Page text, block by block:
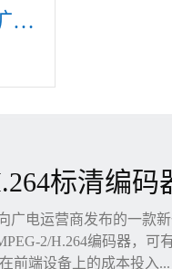
高斯贝尔产品线全面扩展，众多新产品亮相CommunicAsia 2019
标清编码
广电运营商发布的一款
2/H.264编码器，可
前端设备上的成本投入...